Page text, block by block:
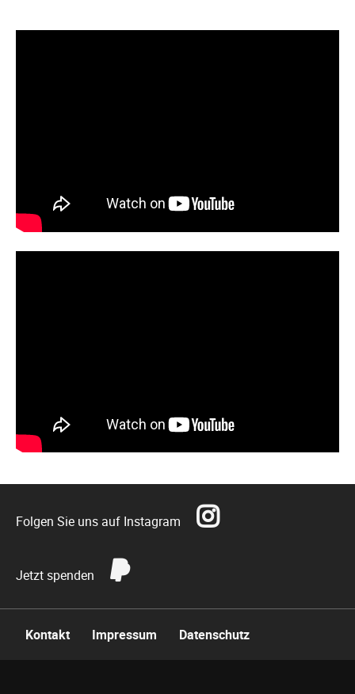
Folgen Sie uns auf Instagram
Jetzt spenden
Navigation
Kontakt Impressum Datenschutz